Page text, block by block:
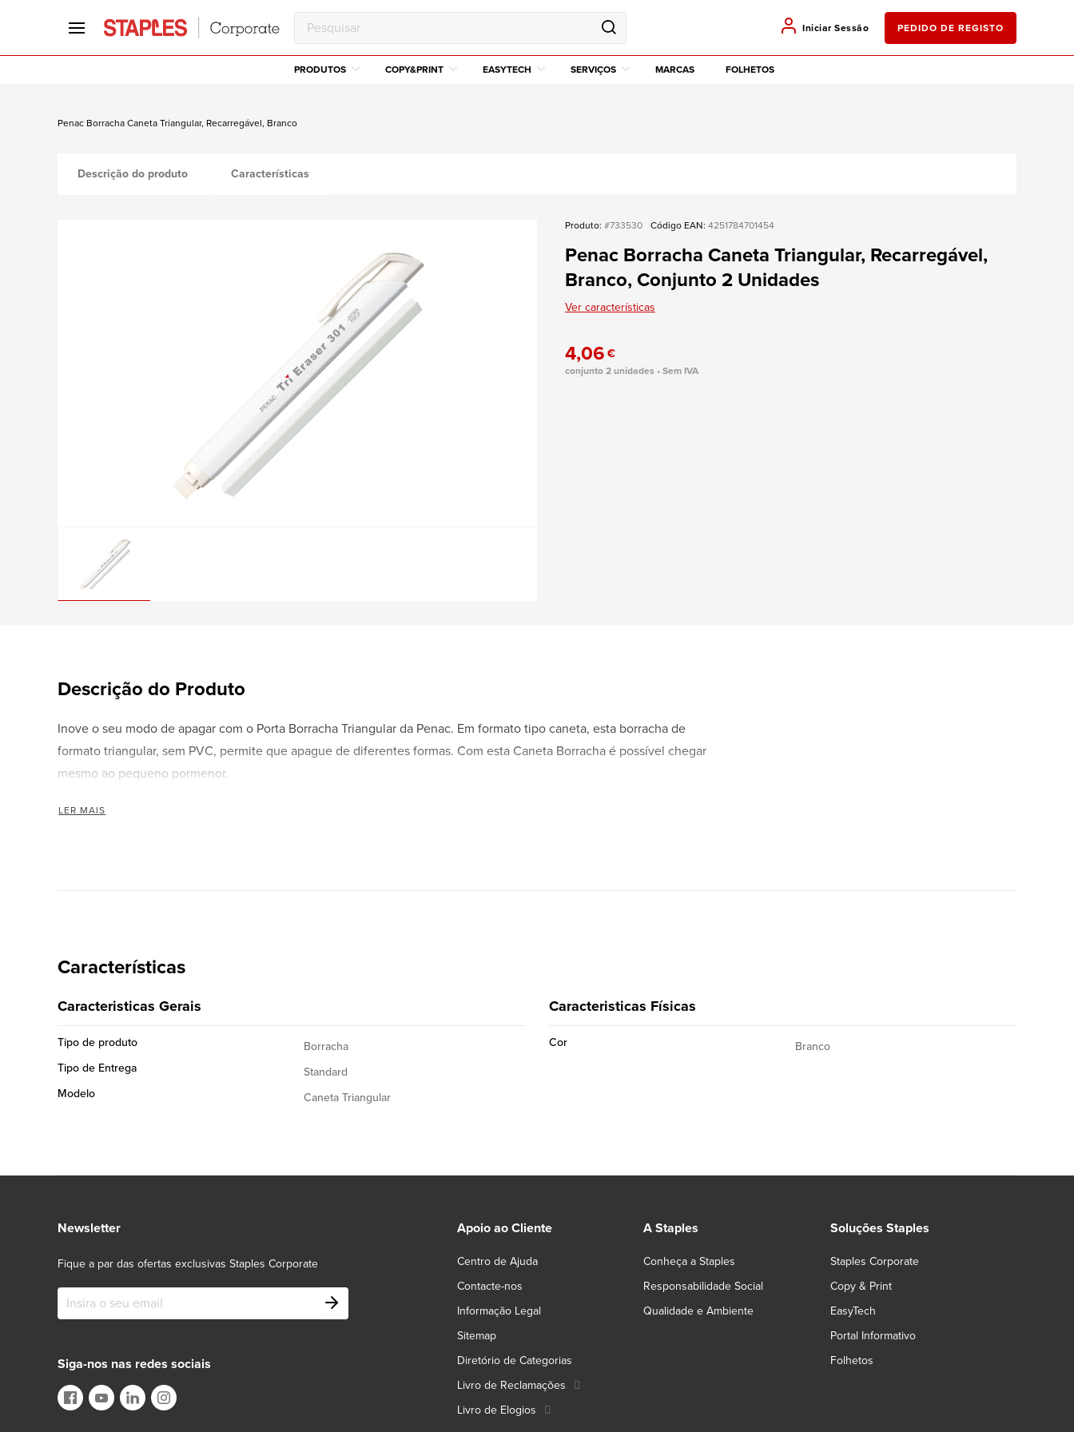
Iniciar Sessão PEDIDO DE REGISTO
PRODUTOS COPY&PRINT EASYTECH SERVIÇOS MARCAS FOLHETOS
Penac Borracha Caneta Triangular, Recarregável, Branco
Descrição do produto Características
Produto: #733530 Código EAN: 4251784701454
Penac Borracha Caneta Triangular, Recarregável,
Branco, Conjunto 2 Unidades
Ver características
4,06 €
conjunto 2 unidades • Sem IVA
Descrição do Produto
Inove o seu modo de apagar com o Porta Borracha Triangular da Penac. Em formato tipo caneta, esta borracha de
formato triangular, sem PVC, permite que apague de diferentes formas. Com esta Caneta Borracha é possível chegar
mesmo ao pequeno pormenor.
pintada a lápis.
Arestas: 8,25 mm
Recarregável
Cor: Branco
LER MAIS
Características
Caracteristicas Gerais
Tipo de produto
Borracha
Tipo de Entrega
Standard
Modelo
Caneta Triangular
Caracteristicas Físicas
Cor Branco
Newsletter
Fique a par das ofertas exclusivas Staples Corporate
Siga-nos nas redes sociais
Apoio ao Cliente
Centro de Ajuda
Contacte-nos
Informação Legal
Sitemap
Diretório de Categorias
Livro de Reclamações
Livro de Elogios
A Staples
Conheça a Staples
Responsabilidade Social
Qualidade e Ambiente
Soluções Staples
Staples Corporate
Copy & Print
EasyTech
Portal Informativo
Folhetos